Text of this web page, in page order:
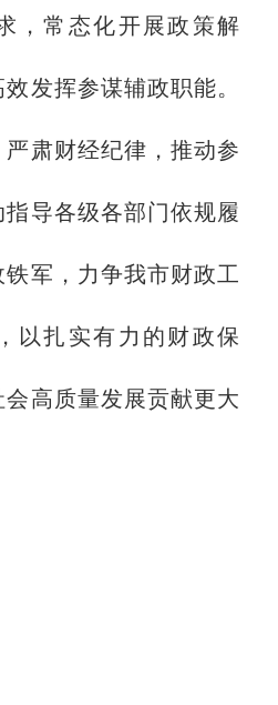
，常态化开展政策解
发挥参谋辅政职能。
肃财经纪律，推动参
导各级各部门依规履
军，力争我市财政工
以扎实有力的财政保
高质量发展贡献更大